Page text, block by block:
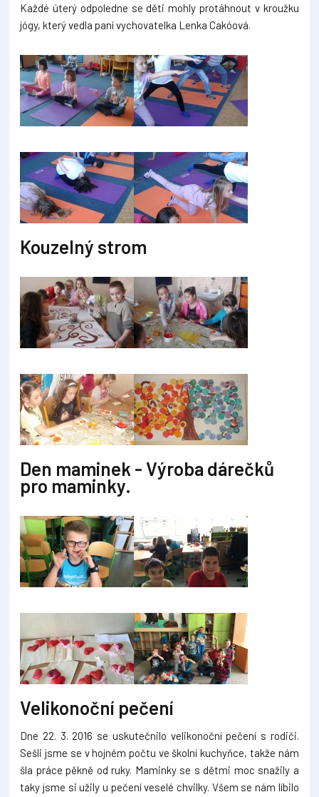
Každé úterý odpoledne se děti mohly protáhnout v kroužku
jógy, který vedla paní vychovatelka Lenka Cakóová.
Kouzelný strom
Den maminek - Výroba dárečků
pro maminky.
Velikonoční pečení
Dne 22. 3. 2016 se uskutečnilo velikonoční pečení s rodiči.
Sešli jsme se v hojném počtu ve školní kuchyňce, takže nám
šla práce pěkně od ruky. Maminky se s dětmi moc snažily a
taky jsme si užily u pečení veselé chvilky. Všem se nám líbilo